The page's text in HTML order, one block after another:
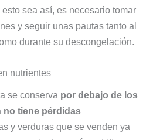
sea así, es necesario tomar
y seguir unas pautas tanto al
durante su descongelación.
nutrientes
se conserva por debajo de los
no tiene pérdidas
y verduras que se venden ya